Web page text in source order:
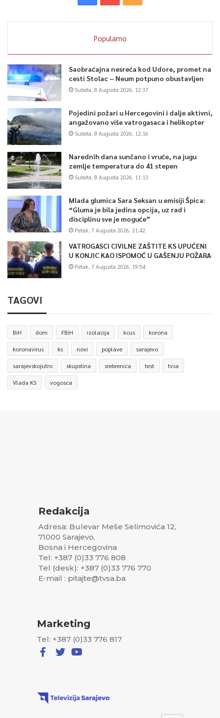
Popularno
Saobraćajna nesreća kod Udore, promet na
cesti Stolac – Neum potpuno obustavljen
Subota, 8 Augusta 2026, 12:37
Pojedini požari u Hercegovini i dalje aktivni,
angažovano više vatrogasaca i helikopter
Subota, 8 Augusta 2026, 12:16
Narednih dana sunčano i vruće, na jugu
zemlje temperatura do 41 stepen
Subota, 8 Augusta 2026, 11:13
Mlada glumica Sara Seksan u emisiji Špica:
“Gluma je bila jedina opcija, uz rad i
disciplinu sve je moguće”
Petak, 7 Augusta 2026, 21:42
VATROGASCI CIVILNE ZAŠTITE KS UPUĆENI
U KONJIC KAO ISPOMOĆ U GAŠENJU POŽARA
Petak, 7 Augusta 2026, 19:54
TAGOVI
BiH dom FBiH izolacija kcus korona
koronavirus ks novi poplave sarajevo
sarajevskojutro skupstina srebrenica test tvsa
Vlada KS vogosca
Redakcija
Adresa: Bulevar Meše Selimovića 12,
71000 Sarajevo,
Bosna i Hercegovina
Tel: +387 (0)33 776 808
Tel (desk): +387 (0)33 776 770
E-mail : pitajte@tvsa.ba
Marketing
Tel: +387 (0)33 776 817